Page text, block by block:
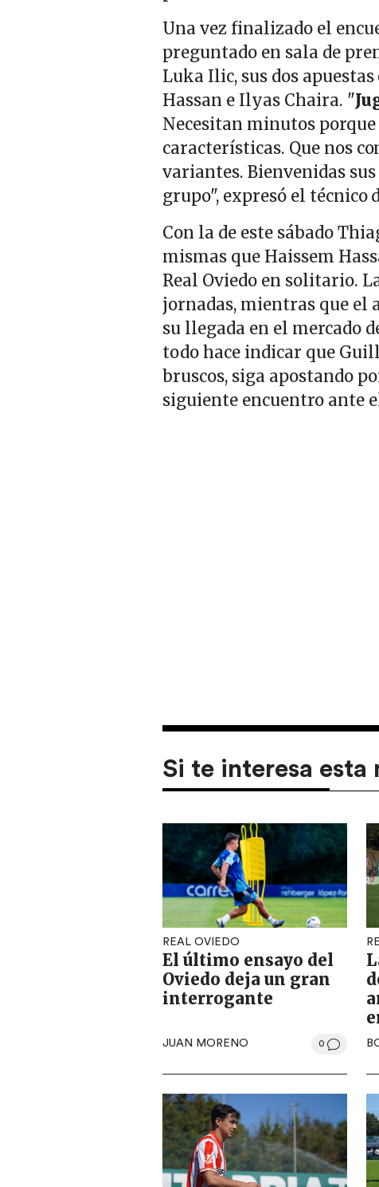
Una vez finalizado el
preguntado en sala de
Luka Ilic, sus dos
Hassan e Ilyas Chaira. "
Necesitan minutos
características. Que nos
variantes. Bienvenidas
grupo", expresó el técnico
Con la de este sábado
mismas que Haissem
Real Oviedo en solitario.
jornadas, mientras que el
su llegada en el mercado
todo hace indicar que
bruscos, siga apostando
siguiente encuentro ante
Si te interesa esta
REAL OVIEDO
El último ensayo del
Oviedo deja un gran
interrogante
JUAN MORENO 0